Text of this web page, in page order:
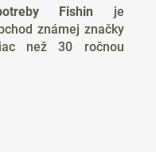
Fishin je
známej značky
než 30 ročnou